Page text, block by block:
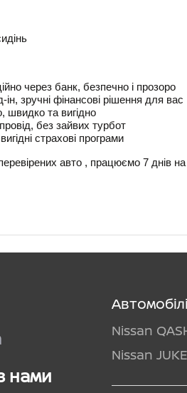
через банк, безпечно і прозоро
ін, зручні фінансові рішення для вас
швидко та вигідно
без зайвих турбот
страхові програми
авто , працюємо 7 днів
нами
Автомобілі
Nissan
Nissan JUKE